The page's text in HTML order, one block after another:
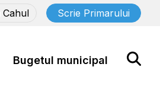
Cahul Scrie Primarului
Bugetul municipal